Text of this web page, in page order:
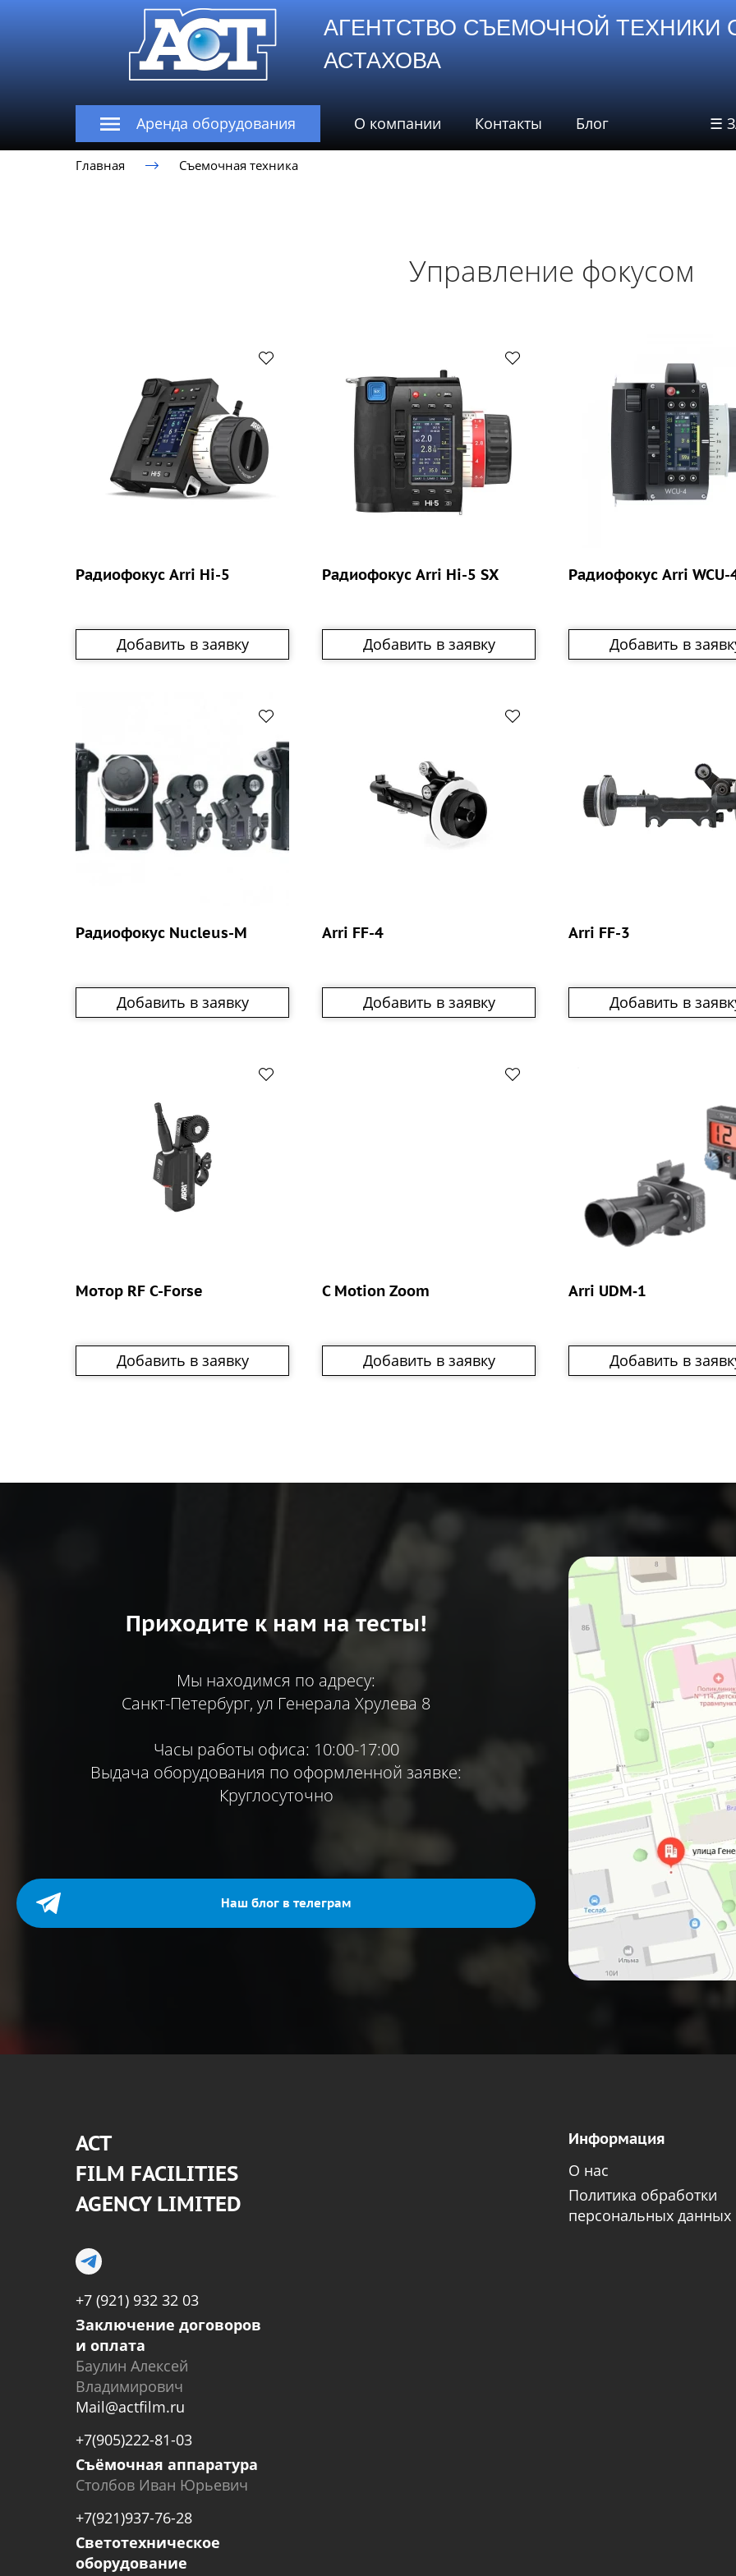
АГЕНТСТВО СЪЕМОЧНОЙ ТЕХНИКИ
АСТАХОВА
Аренда оборудования О компании Контакты Блог ☰
Главная Съемочная техника
Управление фокусом
Радиофокус Arri Hi-5
Добавить в заявку
Радиофокус Arri Hi-5 SX
Добавить в заявку
Радиофокус Arri WCU-
Добавить в
Радиофокус Nuсleus-M
Добавить в заявку
Arri FF-4
Добавить в заявку
Arri FF-3
Добавить в
Мотор RF C-Forse
Добавить в заявку
C Motion Zoom
Добавить в заявку
Arri UDM‑1
Добавить в
Приходите к нам на тесты!
Мы находимся по адресу:
Санкт-Петербург, ул Генерала Хрулева 8
Часы работы офиса: 10:00-17:00
Выдача оборудования по оформленной заявке:
Круглосуточно
Наш блог в телеграм
АСТ
FILM FACILITIES
AGENCY LIMITED
+7 (921) 932 32 03
Заключение договоров
и оплата
Баулин Алексей
Владимирович
Mail@actfilm.ru
+7(905)222-81-03
Съёмочная аппаратура
Столбов Иван Юрьевич
+7(921)937-76-28
Светотехническое
оборудование
Информация
О нас
Политика обработки
персональных данных